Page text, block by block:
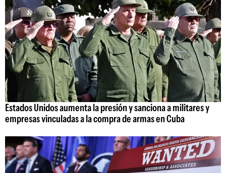
Estados Unidos aumenta la presión y sanciona a militares y
empresas vinculadas a la compra de armas en Cuba